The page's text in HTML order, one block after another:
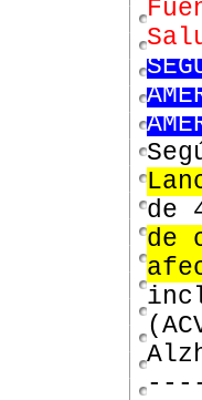
de
de